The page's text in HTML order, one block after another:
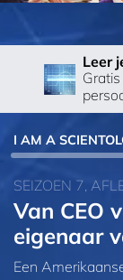
Leer
I AM A
SEIZOEN 7,
Van CEO
eigenaar
Een